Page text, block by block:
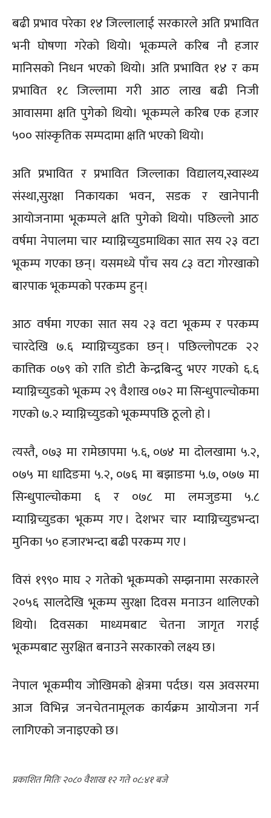
बढी प्रभाव परेका १४ जिल्लालाई सरकारले अति प्रभावित
भनी घोषणा गरेको थियो। भूकम्पले करिब नौ हजार
मानिसको निधन भएको थियो। अति प्रभावित १४ र कम
प्रभावित १८ जिल्लामा गरी आठ लाख बढी निजी
आवासमा क्षति पुगेको थियो। भूकम्पले करिब एक हजार
५०० सांस्कृतिक सम्पदामा क्षति भएको थियो।
अति प्रभावित र प्रभावित जिल्लाका विद्यालय,स्वास्थ्य
संस्था,सुरक्षा निकायका भवन, सडक र खानेपानी
आयोजनामा भूकम्पले क्षति पुगेको थियो। पछिल्लो आठ
वर्षमा नेपालमा चार म्याग्निच्युडमाथिका सात सय २३ वटा
भूकम्प गएका छन्। यसमध्ये पाँच सय ८३ वटा गोरखाको
बारपाक भूकम्पको परकम्प हुन्।
आठ वर्षमा गएका सात सय २३ वटा भूकम्प र परकम्प
चारदेखि ७.६ म्याग्निच्युडका छन् । पछिल्लोपटक २२
कात्तिक ०७९ को राति डोटी केन्द्रबिन्दु भएर गएको ६.६
म्याग्निच्युडको भूकम्प २९ वैशाख ०७२ मा सिन्धुपाल्चोकमा
गएको ७.२ म्याग्निच्युडको भूकम्पपछि ठूलो हो ।
त्यस्तै, ०७३ मा रामेछापमा ५.६, ०७४ मा दोलखामा ५.२,
०७५ मा धादिङमा ५.२, ०७६ मा बझाङमा ५.७, ०७७ मा
सिन्धुपाल्चोकमा ६ र ०७८ मा लमजुङमा ५.८
म्याग्निच्युडका भूकम्प गए । देशभर चार म्याग्निच्युडभन्दा
मुनिका ५० हजारभन्दा बढी परकम्प गए ।
विसं १९९० माघ २ गतेको भूकम्पको सम्झनामा सरकारले
२०५६ सालदेखि भूकम्प सुरक्षा दिवस मनाउन थालिएको
थियो। दिवसका माध्यमबाट चेतना जागृत गराई
भूकम्पबाट सुरक्षित बनाउने सरकारको लक्ष्य छ।
नेपाल भूकम्पीय जोखिमको क्षेत्रमा पर्दछ। यस अवसरमा
आज विभिन्न जनचेतनामूलक कार्यक्रम आयोजना गर्न
लागिएको जनाइएको छ।
२०८० वैशाख १२ गते ०८:४१